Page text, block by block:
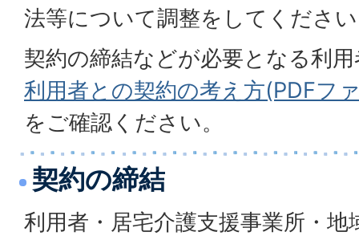
法等について調整をしてくださ
契約の締結などが必要となる利
利用者との契約の考え方(PDFフ
をご確認ください。
契約の締結
利用者・居宅介護支援事業所・